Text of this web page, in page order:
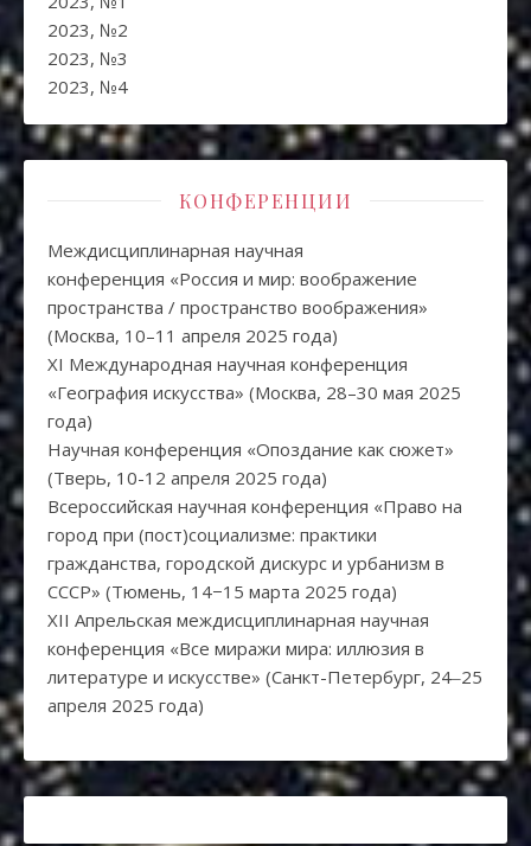
2023, №2
2023, №3
2023, №4
КОНФЕРЕНЦИИ
Междисциплинарная научная
конференция «Россия и мир: воображение
пространства / пространство воображения»
(Москва, 10–11 апреля 2025 года)
XI Международная научная конференция
«География искусства» (Москва, 28–30 мая 2025
года)
Научная конференция «Опоздание как сюжет»
(Тверь, 10-12 апреля 2025 года)
Всероссийская научная конференция «Право на
город при (пост)социализме: практики
гражданства, городской дискурс и урбанизм в
СССР» (Тюмень, 14−15 марта 2025 года)
XII Апрельская междисциплинарная научная
конференция «Все миражи мира: иллюзия в
литературе и искусстве» (Санкт-Петербург, 24‒25
апреля 2025 года)